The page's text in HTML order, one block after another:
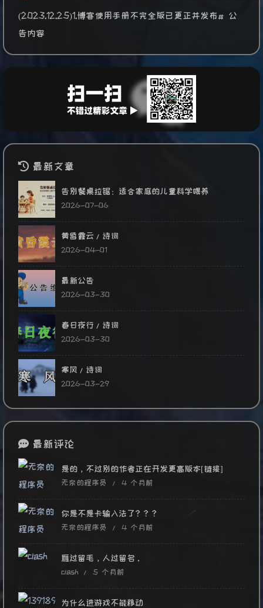
(2023.12.25)1.博客使用手册不完全版已更正并发布# 公
告内容
最新文章
告别餐桌拉锯：适合家庭的儿童科学喂养
2026-07-06
黄昏霞云/诗词
2026-04-01
最新公告
2026-03-30
春日夜行/诗词
2026-03-30
寒风/诗词
2026-03-29
最新评论
是的，不过别的作者正在开发更高版本[链接]
无奈的程序员 / 4 个月前
你是不是卡输入法了？？？
无奈的程序员 / 4 个月前
雁过留毛，人过留名。
clash / 5 个月前
为什么进游戏不能移动